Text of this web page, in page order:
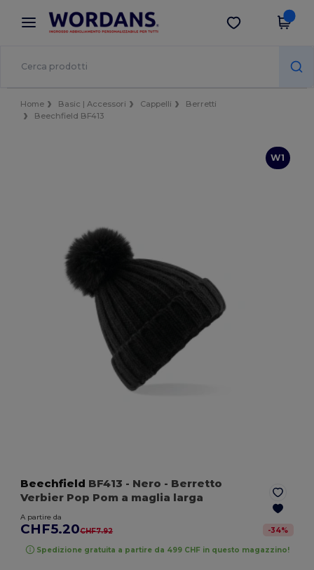
× App Wordans
Prezzi migliori sull'app!
Scarica app
Home Basic | Accessori Cappelli
Berretti
Beechfield BF413
W1
Beechfield BF413 - Nero - Berretto
Verbier Pop Pom a maglia larga
A partire da
CHF5.20CHF7.92 -34%
Spedizione gratuita a partire da 499 CHF in questo magazzino!